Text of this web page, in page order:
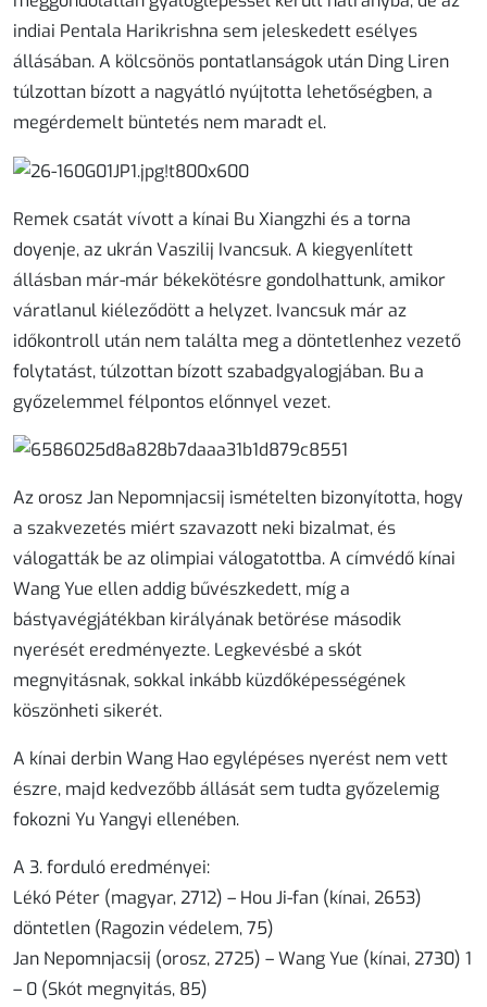
indiai Pentala Harikrishna sem jeleskedett esélyes
állásában. A kölcsönös pontatlanságok után Ding Liren
túlzottan bízott a nagyátló nyújtotta lehetőségben, a
megérdemelt büntetés nem maradt el.
Remek csatát vívott a kínai Bu Xiangzhi és a torna
doyenje, az ukrán Vaszilij Ivancsuk. A kiegyenlített
állásban már-már békekötésre gondolhattunk, amikor
váratlanul kiéleződött a helyzet. Ivancsuk már az
időkontroll után nem találta meg a döntetlenhez vezető
folytatást, túlzottan bízott szabadgyalogjában. Bu a
győzelemmel félpontos előnnyel vezet.
Az orosz Jan Nepomnjacsij ismételten bizonyította, hogy
a szakvezetés miért szavazott neki bizalmat, és
válogatták be az olimpiai válogatottba. A címvédő kínai
Wang Yue ellen addig bűvészkedett, míg a
bástyavégjátékban királyának betörése második
nyerését eredményezte. Legkevésbé a skót
megnyitásnak, sokkal inkább küzdőképességének
köszönheti sikerét.
A kínai derbin Wang Hao egylépéses nyerést nem vett
észre, majd kedvezőbb állását sem tudta győzelemig
fokozni Yu Yangyi ellenében.
A 3. forduló eredményei:
Lékó Péter (magyar, 2712) – Hou Ji-fan (kínai, 2653)
döntetlen (Ragozin védelem, 75)
Jan Nepomnjacsij (orosz, 2725) – Wang Yue (kínai, 2730) 1
– 0 (Skót megnyitás, 85)